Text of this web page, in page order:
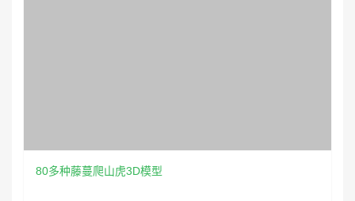
80多种藤蔓爬山虎3D模型